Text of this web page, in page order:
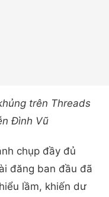
trên Threads
Đình Vũ
chụp đầy đủ
đăng ban đầu đã
lầm, khiến dư